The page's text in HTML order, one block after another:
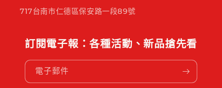
717台南市仁德區保安路一段89號
訂閱電子報：各種活動、新品搶先看
電子郵件